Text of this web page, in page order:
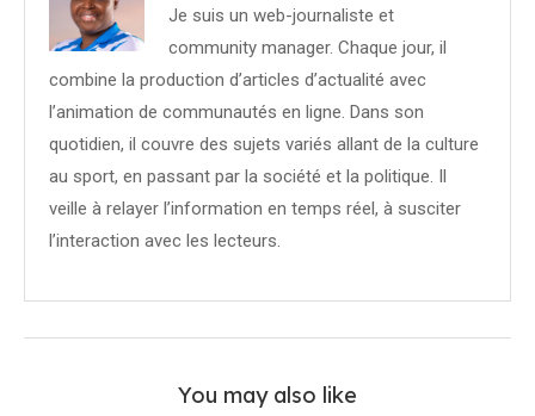
Je suis un web-journaliste et
community manager. Chaque jour, il
combine la production d’articles d’actualité avec
l’animation de communautés en ligne. Dans son
quotidien, il couvre des sujets variés allant de la culture
au sport, en passant par la société et la politique. Il
veille à relayer l’information en temps réel, à susciter
l’interaction avec les lecteurs.
You may also like